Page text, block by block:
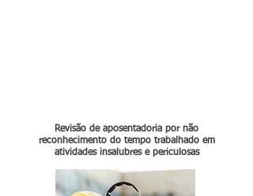
Revisão de aposentadoria por não
reconhecimento do tempo trabalhado em
atividades insalubres e periculosas